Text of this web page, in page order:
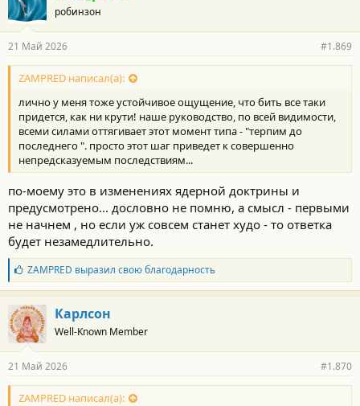
будут зависеть от того кто у руля государства. Буржуазия будет
думать о сохранении власти как инструмента сохранения
капитала. Сталин вот думал по другому, когда говорил чтобы
сохранить социалистическое общество и страну нам нужно за
10 лет пройти 100 летний путь. Но ни те не другие интересы
индивида не ставили на первое место никогда. Так и сейчас.
робинзон
21 Май 2026 #1.869
ZAMPRED написал(а):
лично у меня тоже устойчивое ощущение, что бить все таки
придется, как ни крути! наше руководство, по всей видимости,
всеми силами оттягивает этот момент типа - "терпим до
последнего ". просто этот шаг приведет к совершенно
непредсказуемым последствиям...
по-моему это в изменениях ядерной доктрины и
предусмотрено... дословно не помню, а смысл - первыми
не начнем , но если уж совсем станет худо - то ответка
будет незамедлительно.
Б
л
а
г
о
д
а
н
о
с
ZAMPRED выразил свою благодарность
Карлсон
Well-Known Member
21 Май 2026 #1.870
ZAMPRED написал(а):